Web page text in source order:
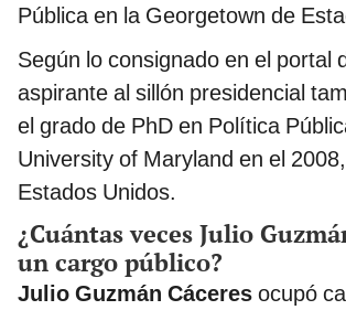
Pública en la Georgetown de
Según lo consignado en el portal
aspirante al sillón presidencial
el grado de PhD en Política
University of Maryland en el
Estados Unidos.
¿Cuántas veces Julio
un cargo público?
Julio Guzmán Cáceres ocupó